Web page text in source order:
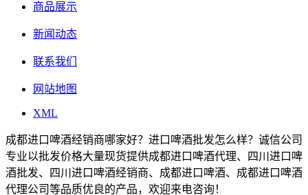
商品展示
新闻动态
联系我们
网站地图
XML
成都进口啤酒经销商哪家好？进口啤酒批发怎么样？诚信公司
专业以批发价格大量现货提供成都进口啤酒代理、四川进口啤
酒批发、四川进口啤酒经销商、成都进口啤酒、成都进口啤酒
代理公司等品质优良的产品，欢迎来电咨询！